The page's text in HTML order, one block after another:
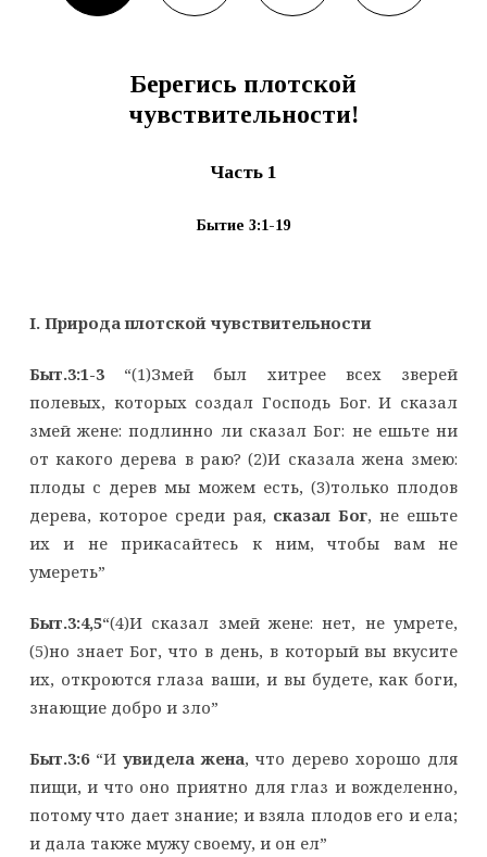
Берегись плотской
чувствительности!
Часть 1
Бытие 3:1-19
I. Природа плотской чувствительности
Быт.3:1-3 “(1)Змей был хитрее всех зверей
полевых, которых создал Господь Бог. И сказал
змей жене: подлинно ли сказал Бог: не ешьте ни
от какого дерева в раю? (2)И сказала жена змею:
плоды с дерев мы можем есть, (3)только плодов
дерева, которое среди рая, сказал Бог, не ешьте
их и не прикасайтесь к ним, чтобы вам не
умереть”
Быт.3:4,5“(4)И сказал змей жене: нет, не умрете,
(5)но знает Бог, что в день, в который вы вкусите
их, откроются глаза ваши, и вы будете, как боги,
знающие добро и зло”
Быт.3:6 “И увидела жена, что дерево хорошо для
пищи, и что оно приятно для глаз и вожделенно,
потому что дает знание; и взяла плодов его и ела;
и дала также мужу своему, и он ел”